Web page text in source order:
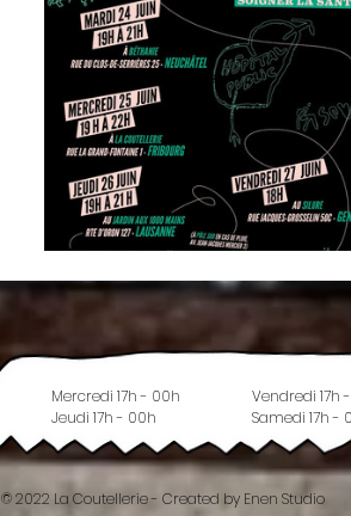
Mercredi 17h - 00h
Jeudi 17h - 00h
Vendredi 17h
Samedi 17h -
© 2022 La Coutellerie - Created by Enen Studio